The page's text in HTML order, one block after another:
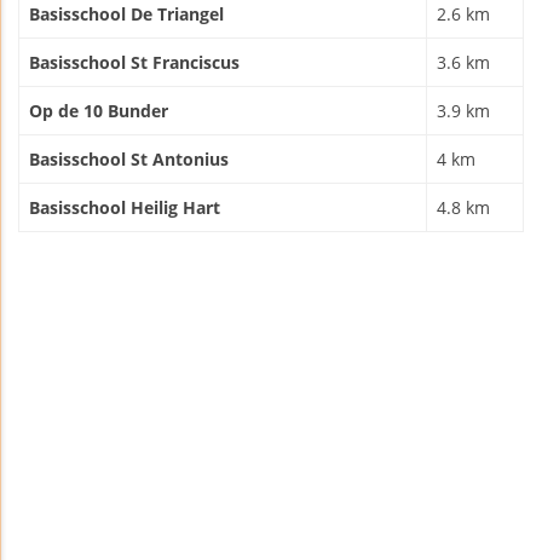
Basisschool De Triangel 2.6 km
Basisschool St Franciscus 3.6 km
Op de 10 Bunder 3.9 km
Basisschool St Antonius 4 km
Basisschool Heilig Hart 4.8 km